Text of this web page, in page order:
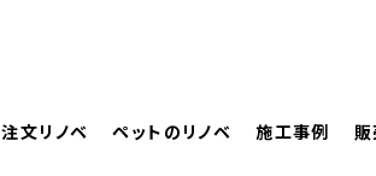
注文リノベ ペットのリノベ 施工事例